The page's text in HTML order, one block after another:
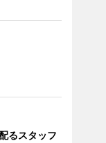
るスタッフ